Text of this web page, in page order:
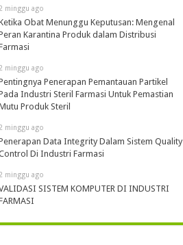
minggu ago
Obat Menunggu Keputusan: Mengenal
Karantina Produk dalam Distribusi
minggu ago
Penerapan Pemantauan Partikel
Industri Steril Farmasi Untuk Pemastian
Produk Steril
minggu ago
Data Integrity Dalam Sistem Quality
Di Industri Farmasi
minggu ago
SISTEM KOMPUTER DI INDUSTRI